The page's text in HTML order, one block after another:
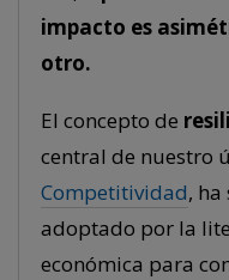
impacto es
otro.
El concepto de
central de nuestro
Competitividad,
adoptado por la
económica para